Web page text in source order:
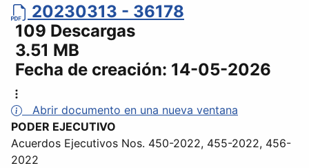
20230313 - 36178
109 Descargas
3.51 MB
Fecha de creación: 14-05-2026
Abrir documento en una nueva ventana
PODER EJECUTIVO
Acuerdos Ejecutivos Nos. 450-2022, 455-2022, 456-
2022